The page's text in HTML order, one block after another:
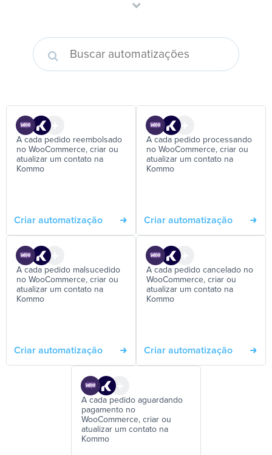
A cada pedido reembolsado
no WooCommerce, criar ou
atualizar um contato na
Kommo
Criar automatização
A cada pedido processando
no WooCommerce, criar ou
atualizar um contato na
Kommo
Criar automatização
A cada pedido malsucedido
no WooCommerce, criar ou
atualizar um contato na
Kommo
Criar automatização
A cada pedido cancelado no
WooCommerce, criar ou
atualizar um contato na
Kommo
Criar automatização
A cada pedido aguardando
pagamento no
WooCommerce, criar ou
atualizar um contato na
Kommo